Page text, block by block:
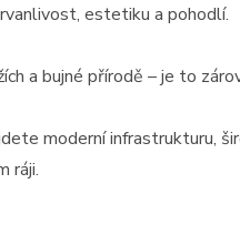
estetiku a pohodlí.
a bujné přírodě – je to
moderní infrastrukturu,
ráji.